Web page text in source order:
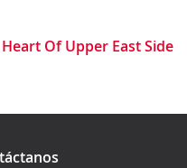
Of Upper East Side